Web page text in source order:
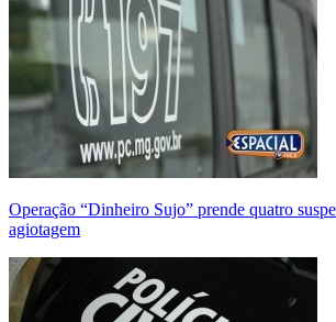
Operação “Dinheiro Sujo” prende quatro
agiotagem